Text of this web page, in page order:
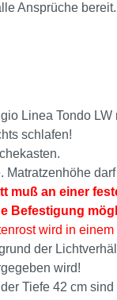
Ansprüche
Linea Tondo
schlafen!
Matratzenhöhe
muß an einer
Befestigung
wird in
der
wird!
Tiefe 42 cm